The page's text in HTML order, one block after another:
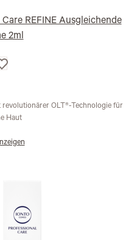
REFINE Ausgleichende
2ml
Auf
die
OLT®-Technologie für
Haut